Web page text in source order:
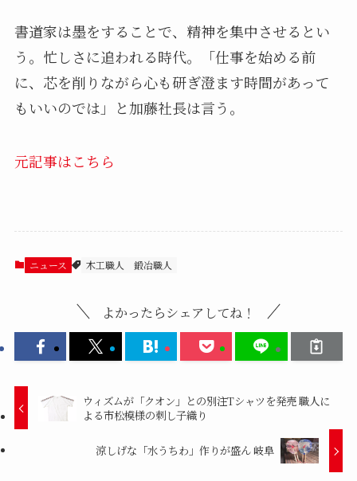
書道家は墨をすることで、精神を集中させるとい
う。忙しさに追われる時代。「仕事を始める前
に、芯を削りながら心も研ぎ澄ます時間があって
もいいのでは」と加藤社長は言う。
元記事はこちら
ニュース 木工職人 鍛冶職人
よかったらシェアしてね！
ウィズムが「クオン」との別注Tシャツを発売 職人に
よる市松模様の刺し子織り
涼しげな「水うちわ」作りが盛ん 岐阜